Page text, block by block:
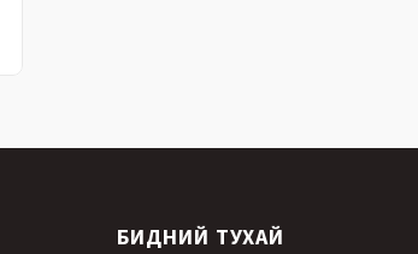
БИДНИЙ ТУХАЙ